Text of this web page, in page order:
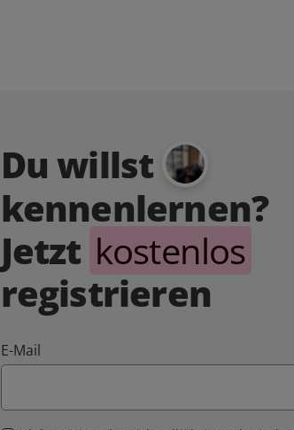
Du willst
kennenlernen?
Jetzt kostenlos
registrieren
E-Mail